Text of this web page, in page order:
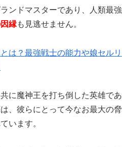
ンドマスターであり、人類最強
縁も見逃せません。
は？最強戦士の能力や娘セルリ
に魔神王を打ち倒した英雄であ
、彼らにとって今なお最大の脅
います。